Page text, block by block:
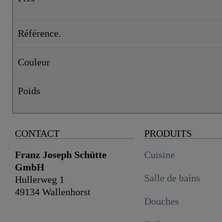
Référence.
Couleur
Poids
CONTACT
Franz Joseph Schütte
GmbH
Hullerweg 1
49134 Wallenhorst
PRODUITS
Cuisine
Salle de bains
Douches